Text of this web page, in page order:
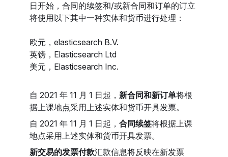
日开始，合同的续签和/或新合同和订单的订立
将使用以下其中一种实体和货币进行处理：
欧元，elasticsearch B.V.
英镑，Elasticsearch Ltd
美元，Elasticsearch Inc.
自 2021 年 11 月 1 日起， 新合同和新订单将根
据上课地点采用上述实体和货币开具发票。
自 2021 年 11 月 1 日起， 合同续签将根据上课
地点采用上述实体和货币开具发票。
新交易的发票付款汇款信息将反映在新发票